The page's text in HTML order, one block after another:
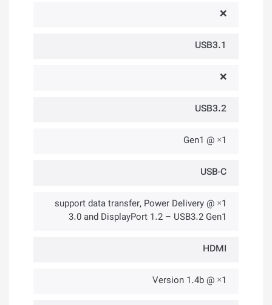
❌
USB3.1
❌
USB3.2
1× @ Gen1
USB-C
1× @ support data transfer, Power Delivery
3.0 and DisplayPort 1.2 – USB3.2 Gen1
HDMI
1× @ Version 1.4b